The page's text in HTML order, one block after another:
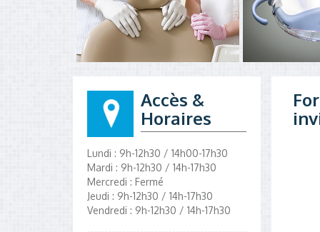
Accès &
Horaires
Lundi : 9h-12h30 / 14h00-17h30
Mardi : 9h-12h30 / 14h-17h30
Mercredi : Fermé
Jeudi : 9h-12h30 / 14h-17h30
Vendredi : 9h-12h30 / 14h-17h30